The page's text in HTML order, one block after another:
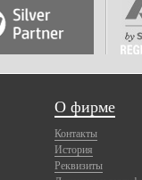
О фирме
Контакты
История
Реквизиты